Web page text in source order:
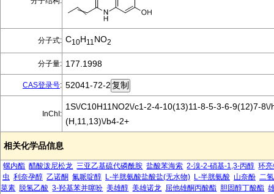
分子式: C10H11 NO2
分子量: 177.1998
CAS登录号: 52041-72-2
InChI:
1S\/C10H11NO2\/c1-2-4-10(13)11-8-5-3-6-9(12)7-8\/
(H,11,13)\/b4-2+
相关化学品信息
螺内酯 醋酸泼尼松龙 三亚乙基硫代磷酰胺 盐酸苯海索 2-溴-2-硝基-1,3-丙醇 环
虫 利奈孕醇 乙诺酮 氟哌啶醇 L-半胱氨酸盐酸盐(无水物) L-半胱氨酸 山奈酚 二
菜素 脱氢乙酸 3-羟基苯并噻吩 美雄醇 美雄诺龙 屈他雄酮丙酸酯 胆固醇丁酸酯